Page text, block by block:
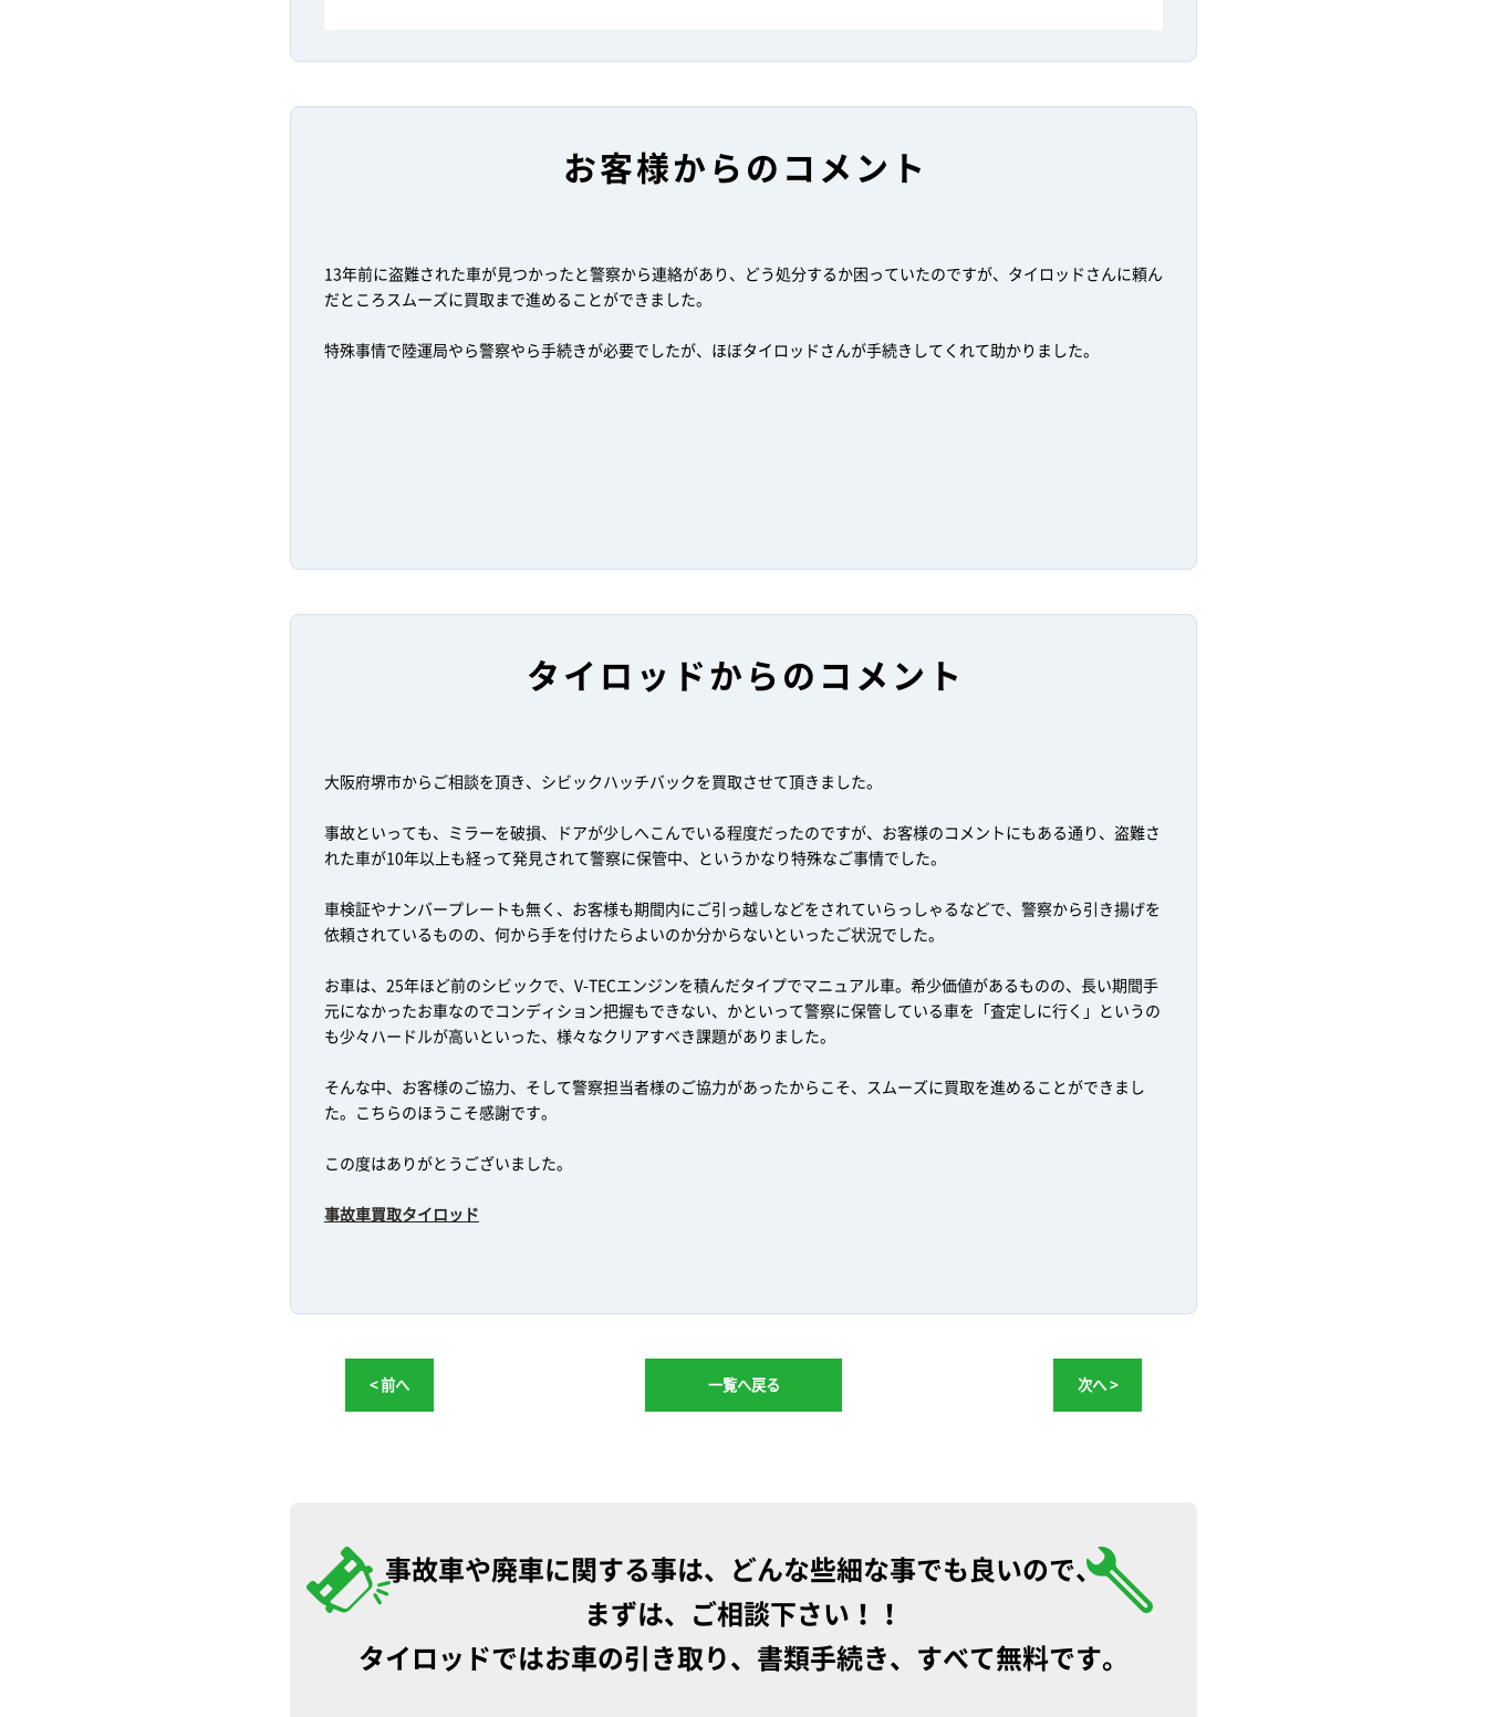
お客様からのコメント
13年前に盗難された車が見つかったと警察から連絡があり、どう処分するか困っていたのですが、タイロッドさんに頼ん
だところスムーズに買取まで進めることができました。
特殊事情で陸運局やら警察やら手続きが必要でしたが、ほぼタイロッドさんが手続きしてくれて助かりました。
タイロッドからのコメント
大阪府堺市からご相談を頂き、シビックハッチバックを買取させて頂きました。
事故といっても、ミラーを破損、ドアが少しへこんでいる程度だったのですが、お客様のコメントにもある通り、盗難さ
れた車が10年以上も経って発見されて警察に保管中、というかなり特殊なご事情でした。
車検証やナンバープレートも無く、お客様も期間内にご引っ越しなどをされていらっしゃるなどで、警察から引き揚げを
依頼されているものの、何から手を付けたらよいのか分からないといったご状況でした。
お車は、25年ほど前のシビックで、V-TECエンジンを積んだタイプでマニュアル車。希少価値があるものの、長い期間手
元になかったお車なのでコンディション把握もできない、かといって警察に保管している車を「査定しに行く」というの
も少々ハードルが高いといった、様々なクリアすべき課題がありました。
そんな中、お客様のご協力、そして警察担当者様のご協力があったからこそ、スムーズに買取を進めることができまし
た。こちらのほうこそ感謝です。
この度はありがとうございました。
事故車買取タイロッド
< 前へ 一覧へ戻る 次へ >
事故車や廃車に関する事は、どんな些細な事でも良いので、
まずは、ご相談下さい！！
タイロッドではお車の引き取り、書類手続き、すべて無料です。